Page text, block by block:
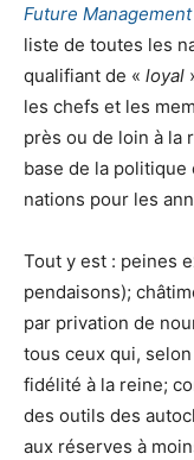
Future
liste de toutes les
qualifiant de « loyal
les chefs et les
près ou de loin à la
base de la politique
nations pour les
Tout y est : peines
pendaisons);
par privation de
tous ceux qui,
fidélité à la reine;
des outils des
aux réserves à